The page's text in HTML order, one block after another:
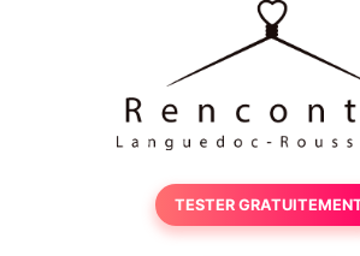
TESTER